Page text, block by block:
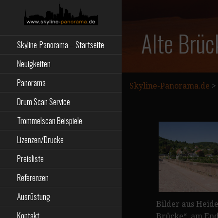
SKYLINE-
PANORAMA.DE
Skyline-Panorama – Startseite
Neuigkeiten
Panorama
Drum Scan Service
Trommelscan Beispiele
Lizenzen/Drucke
Preisliste
Referenzen
Ausrüstung
Kontakt
Alte
Skyline-Panorama.de >
Bilder aus